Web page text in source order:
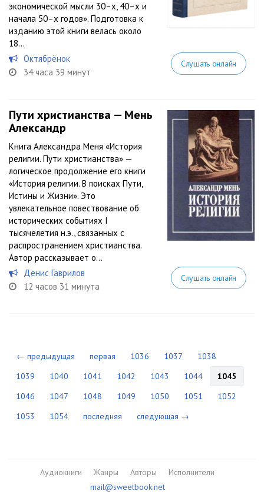
экономической мысли 30–х, 40–х и
начала 50–х годов». Подготовка к
изданию этой книги велась около
18...
Октябрёнок
34 часа 39 минут
Слушать онлайн
Пути христианства — Мень
Александр
Книга Александра Меня «История
религии. Пути христианства» —
логическое продолжение его книги
«История религии. В поисках Пути,
Истины и Жизни». Это
увлекательное повествование об
исторических событиях I
тысячелетия н.э., связанных с
распространением христианства.
Автор рассказывает о...
Денис Гаврилов
12 часов 31 минута
Слушать онлайн
← предыдущая первая 1036 1037
1038
1039
1040 1041 1042 1043 1044
1045
1046
1047 1048 1049 1050 1051
1052
1053
1054 последняя следующая →
Аудиокниги Жанры Авторы
Исполнители
mail@sweetbook.net